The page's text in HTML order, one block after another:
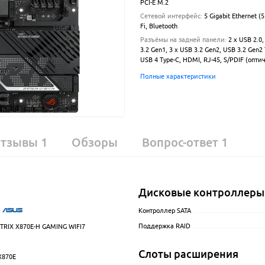
PCI-E M.2
Сетевой интерфейс: 5 Gigabit Ethernet
Fi, Bluetooth
Разъёмы на задней панели: 2 x USB
3.2 Gen1, 3 x USB 3.2 Gen2, USB 3.2 Gen2
USB 4 Type-C, HDMI, RJ-45, S/PDIF
Полные характеристики
1 Обзоры Вопрос-ответ 1
X870E-H GAMING WIFI7
Дисковые контроллеры
Контроллер SATA
Поддержка RAID
Слоты расширения